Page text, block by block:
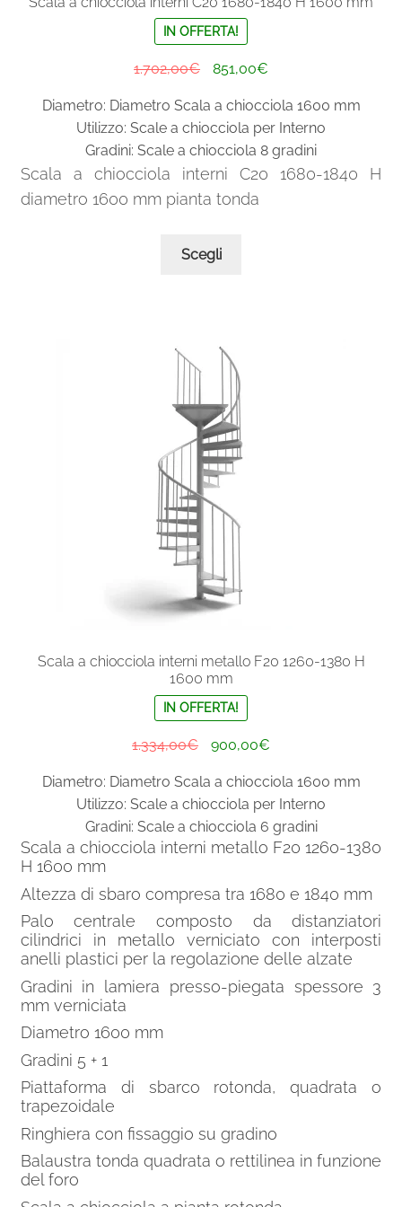
IN OFFERTA!
1.702,00€
originale
era:
1.702,00€.
851,00€Il
attuale
è:
851,00€.
Diametro: Diametro Scala a chiocciola 1600 mm
Utilizzo: Scale a chiocciola per Interno
Gradini: Scale a chiocciola 8 gradini
Scala a chiocciola interni C20 1680-1840 H
diametro 1600 mm pianta tonda
Scegli
scelte
Scala a chiocciola interni metallo F20 1260-1380 H
1600 mm
IN OFFERTA!
1.334,00€
originale
era:
1.334,00€.
900,00€Il
attuale
è:
900,00€.
Diametro: Diametro Scala a chiocciola 1600 mm
Utilizzo: Scale a chiocciola per Interno
Gradini: Scale a chiocciola 6 gradini
Scala a chiocciola interni metallo F20 1260-1380
H 1600 mm
Altezza di sbaro compresa tra 1680 e 1840 mm
Palo centrale composto da distanziatori
cilindrici in metallo verniciato con interposti
anelli plastici per la regolazione delle alzate
Gradini in lamiera presso-piegata spessore 3
mm verniciata
Diametro 1600 mm
Gradini 5 + 1
Piattaforma di sbarco rotonda, quadrata o
trapezoidale
Ringhiera con fissaggio su gradino
Balaustra tonda quadrata o rettilinea in funzione
del foro